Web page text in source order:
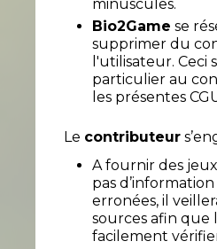
minuscules.
Bio2Game se
supprimer du
l'utilisateur. Ceci
particulier au
les présentes
Le contributeur
A fournir des
pas
erronées, il
sources afin que
facilement